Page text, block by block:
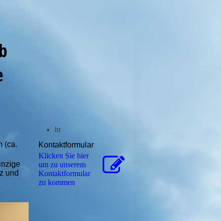
(ca.
und
ht
Kontaktformular
Klicken Sie hier
um zu unserem
Kon­takt­for­mu­lar
zu kommen